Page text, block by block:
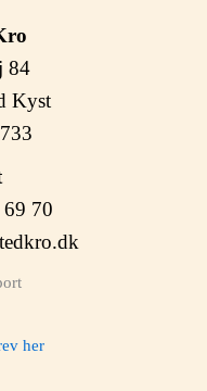
84
Kyst
70
her